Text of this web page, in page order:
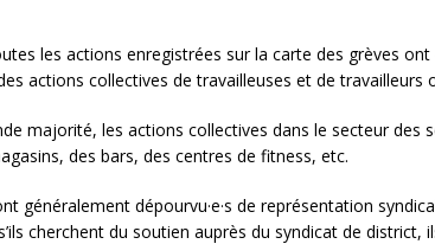
les actions enregistrées sur la carte des grèves
actions collectives de travailleuses et de travailleurs
majorité, les actions collectives dans le secteur
des bars, des centres de fitness, etc.
généralement dépourvu·e·s de représentation
cherchent du soutien auprès du syndicat de